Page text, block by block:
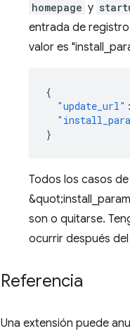
homepage y
entrada de
valor es
{
"update_url" :
}
Todos los casos
son o quitarse.
ocurrir después del
Referencia
Una extensión puede